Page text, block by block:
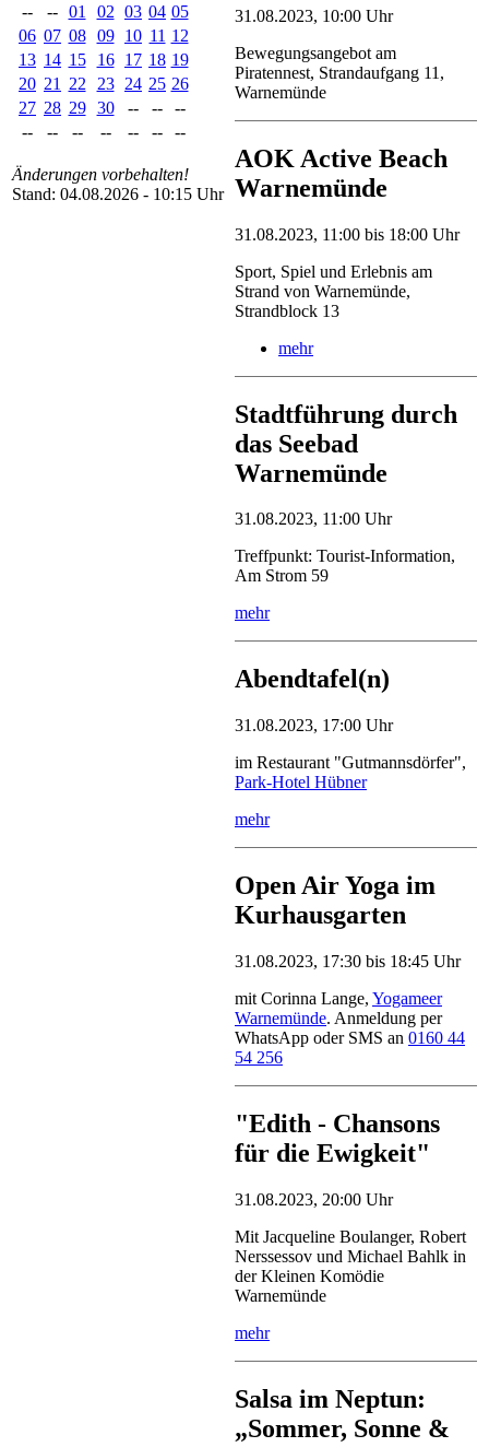
--
-- 01 02 03 04 05
06 07 08 09 10 11 12
13 14 15 16 17 18 19
20 21 22 23 24 25 26
27 28 29 30 -- --
--
--
-- -- -- -- -- --
Änderungen vorbehalten!
Stand: 04.08.2026 - 10:15 Uhr
31.08.2023, 10:00 Uhr
Bewegungsangebot am
Piratennest, Strandaufgang 11,
Warnemünde
AOK Active Beach
Warnemünde
31.08.2023, 11:00 bis 18:00 Uhr
Sport, Spiel und Erlebnis am
Strand von Warnemünde,
Strandblock 13
mehr
Stadtführung durch
das Seebad
Warnemünde
31.08.2023, 11:00 Uhr
Treffpunkt: Tourist-Information,
Am Strom 59
mehr
Abendtafel(n)
31.08.2023, 17:00 Uhr
im Restaurant "Gutmannsdörfer",
Park-Hotel Hübner
mehr
Open Air Yoga im
Kurhausgarten
31.08.2023, 17:30 bis 18:45 Uhr
mit Corinna Lange, Yogameer
Warnemünde. Anmeldung per
WhatsApp oder SMS an 0160 44
54 256
"Edith - Chansons
für die Ewigkeit"
31.08.2023, 20:00 Uhr
Mit Jacqueline Boulanger, Robert
Nerssessov und Michael Bahlk in
der Kleinen Komödie
Warnemünde
mehr
Salsa im Neptun:
„Sommer, Sonne &